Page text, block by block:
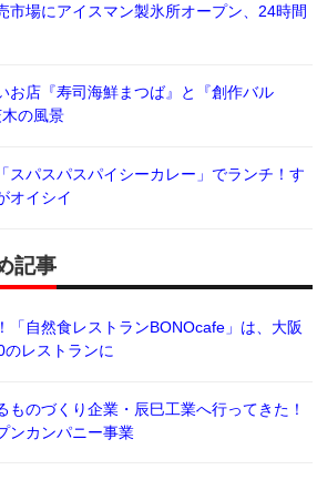
市場にアイスマン製氷所オープン、24時間
お店『寿司海鮮まつば』と『創作バル
木の風景
スパスパスパイシーカレー」でランチ！す
オイシイ
記事
「自然食レストランBONOcafe」は、大阪
レストランに
ものづくり企業・辰巳工業へ行ってきた！
ンカンパニー事業